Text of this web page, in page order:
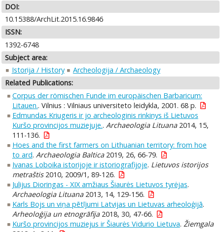
DOI:
10.15388/ArchLit.2015.16.9846
ISSN:
1392-6748
Subject area:
Istorija / History
Archeologija / Archaeology
Related Publications:
Corpus der römischen Funde im europäischen Barbaricum:
Litauen.. Vilnius : Vilniaus universiteto leidykla, 2001. 68 p.
Edmundas Kriugeris ir jo archeologinis rinkinys iš Lietuvos
Kuršo provincijos muziejuje.. Archaeologia Lituana2014, 15,
111-136.
Hoes and the first farmers on Lithuanian territory: from hoe
to ard. Archaeologia Baltica2019, 26, 66-79.
Ivanas Loboika istorijoje ir istoriografijoje. Lietuvos istorijos
metraštis2010, 2009/1, 89-126.
Julijus Dioringas - XIX amžiaus Šiaurės Lietuvos tyrėjas.
Archaeologia Lituana2013, 14, 129-156.
Karls Bojs un viņa pētījumi Latvijas un Lietuvas arheoloģijā.
Arheoloģija un etnogrāfija2018, 30, 47-66.
Kuršo provincijos muziejus ir Šiaurės Vidurio Lietuva. Žiemgala